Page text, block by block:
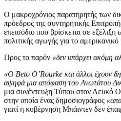
Ο μακροχρόνιος παρατηρητής των
πρόεδρος της συντηρητικής
επεισόδιο που βρίσκεται σε
πολιτικής αγωγής για το αμερικανικό
Προς το παρόν «δεν υπάρχει ακόμη
«Ο Beto O’Rourke και άλλοι έχουν
αψηφά μια απόφαση του Ανωτάτου
μια συνέντευξη Τύπου στον Λευκό
στην οποία ένας δημοσιογράφος
γιατί η κυβέρνηση Μπάιντεν δεν